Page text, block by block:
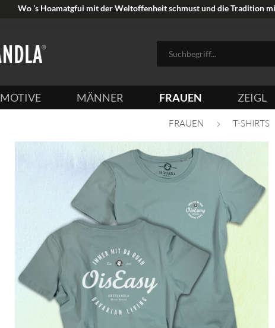
Wo ’s Hoamatgfui mit der Weltoffenheit schmust und die Tradition
MOTIVE MÄNNER FRAUEN ZEIGL
FRAUEN T-SHIRTS